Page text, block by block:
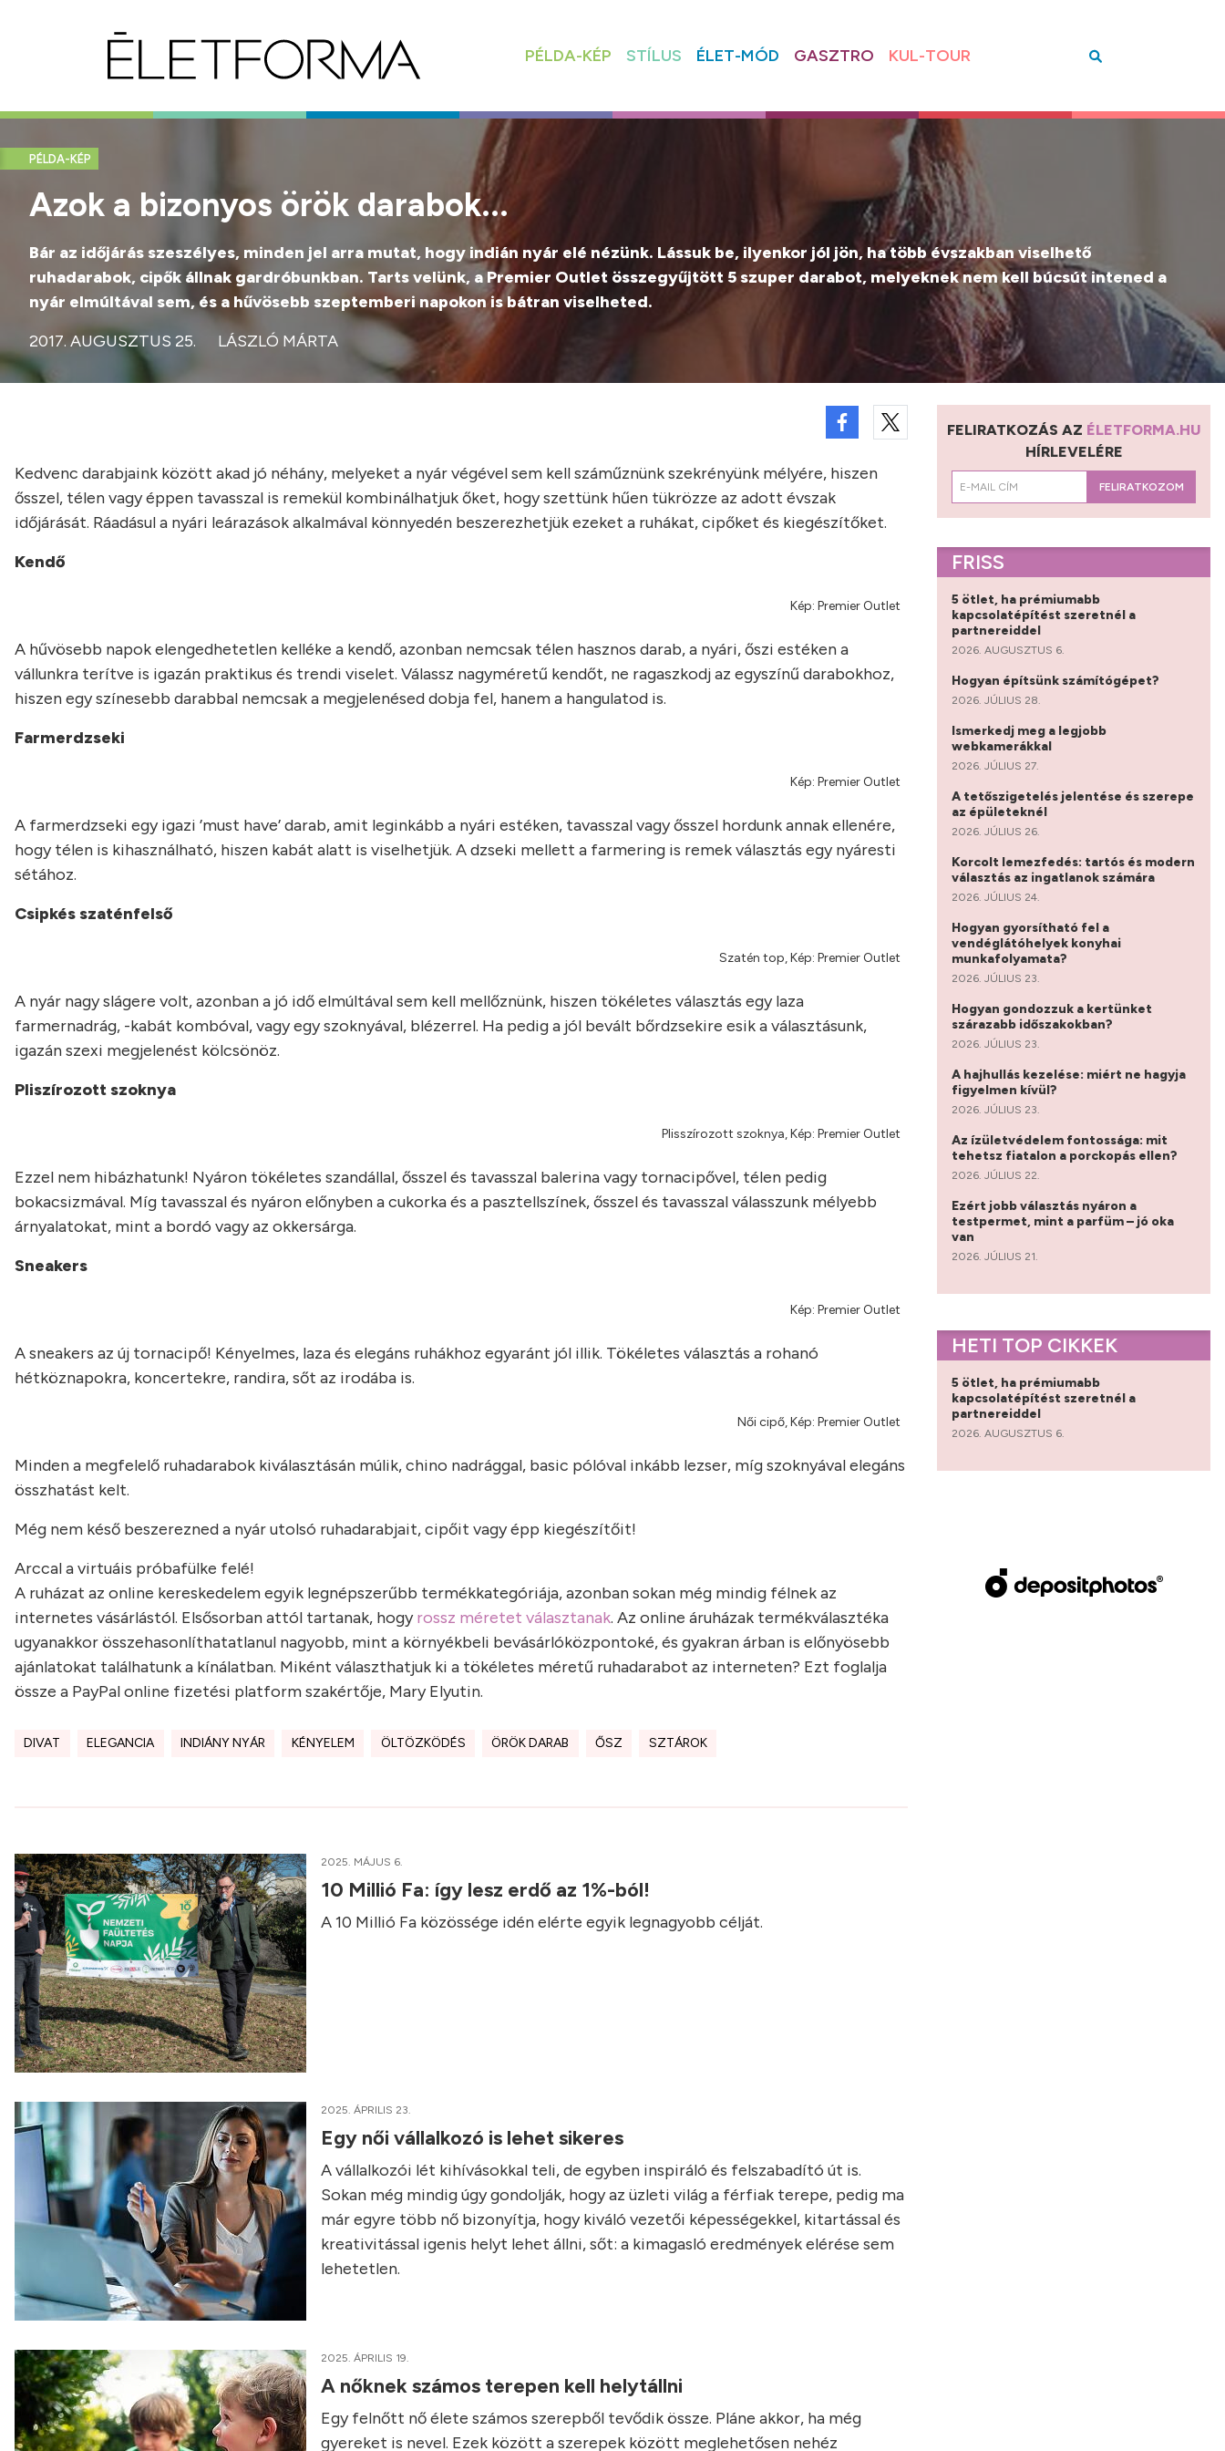
PÉLDA-KÉP STÍLUS ÉLET-MÓD GASZTRO KUL-TOUR
PÉLDA-KÉP
Azok a bizonyos örök darabok...
Bár az időjárás szeszélyes, minden jel arra mutat, hogy indián nyár elé nézünk. Lássuk be, ilyenkor jól jön, ha több évszakban viselhető
ruhadarabok, cipők állnak gardróbunkban. Tarts velünk, a Premier Outlet összegyűjtött 5 szuper darabot, melyeknek nem kell búcsút intened a
nyár elmúltával sem, és a hűvösebb szeptemberi napokon is bátran viselheted.
2017. AUGUSZTUS 25.
LÁSZLÓ MÁRTA
Kedvenc darabjaink között akad jó néhány, melyeket a nyár végével sem kell száműznünk szekrényünk mélyére, hiszen
ősszel, télen vagy éppen tavasszal is remekül kombinálhatjuk őket, hogy szettünk hűen tükrözze az adott évszak
időjárását. Ráadásul a nyári leárazások alkalmával könnyedén beszerezhetjük ezeket a ruhákat, cipőket és kiegészítőket.
Kendő
Kép: Premier Outlet
A hűvösebb napok elengedhetetlen kelléke a kendő, azonban nemcsak télen hasznos darab, a nyári, őszi estéken a
vállunkra terítve is igazán praktikus és trendi viselet. Válassz nagyméretű kendőt, ne ragaszkodj az egyszínű darabokhoz,
hiszen egy színesebb darabbal nemcsak a megjelenésed dobja fel, hanem a hangulatod is.
Farmerdzseki
Kép: Premier Outlet
A farmerdzseki egy igazi ’must have’ darab, amit leginkább a nyári estéken, tavasszal vagy ősszel hordunk annak ellenére,
hogy télen is kihasználható, hiszen kabát alatt is viselhetjük. A dzseki mellett a farmering is remek választás egy nyáresti
sétához.
Csipkés szaténfelső
Szatén top, Kép: Premier Outlet
A nyár nagy slágere volt, azonban a jó idő elmúltával sem kell mellőznünk, hiszen tökéletes választás egy laza
farmernadrág, -kabát kombóval, vagy egy szoknyával, blézerrel. Ha pedig a jól bevált bőrdzsekire esik a választásunk,
igazán szexi megjelenést kölcsönöz.
Pliszírozott szoknya
Plisszírozott szoknya, Kép: Premier Outlet
Ezzel nem hibázhatunk! Nyáron tökéletes szandállal, ősszel és tavasszal balerina vagy tornacipővel, télen pedig
bokacsizmával. Míg tavasszal és nyáron előnyben a cukorka és a pasztellszínek, ősszel és tavasszal válasszunk mélyebb
árnyalatokat, mint a bordó vagy az okkersárga.
Sneakers
Kép: Premier Outlet
A sneakers az új tornacipő! Kényelmes, laza és elegáns ruhákhoz egyaránt jól illik. Tökéletes választás a rohanó
hétköznapokra, koncertekre, randira, sőt az irodába is.
Női cipő, Kép: Premier Outlet
Minden a megfelelő ruhadarabok kiválasztásán múlik, chino nadrággal, basic pólóval inkább lezser, míg szoknyával elegáns
összhatást kelt.
Még nem késő beszerezned a nyár utolsó ruhadarabjait, cipőit vagy épp kiegészítőit!
Arccal a virtuáis próbafülke felé!
A ruházat az online kereskedelem egyik legnépszerűbb termékkategóriája, azonban sokan még mindig félnek az
internetes vásárlástól. Elsősorban attól tartanak, hogyrossz méretet választanak. Az online áruházak termékválasztéka
ugyanakkor összehasonlíthatatlanul nagyobb, mint a környékbeli bevásárlóközpontoké, és gyakran árban is előnyösebb
ajánlatokat találhatunk a kínálatban. Miként választhatjuk ki a tökéletes méretű ruhadarabot az interneten? Ezt foglalja
össze a PayPal online fizetési platform szakértője, Mary Elyutin.
DIVAT ELEGANCIA INDIÁNY NYÁR KÉNYELEM ÖLTÖZKÖDÉS ÖRÖK DARAB ŐSZ SZTÁROK
2025. MÁJUS 6.
10 Millió Fa: így lesz erdő az 1%-ból!
A 10 Millió Fa közössége idén elérte egyik legnagyobb célját.
2025. ÁPRILIS 23.
Egy női vállalkozó is lehet sikeres
A vállalkozói lét kihívásokkal teli, de egyben inspiráló és felszabadító út is.
Sokan még mindig úgy gondolják, hogy az üzleti világ a férfiak terepe, pedig ma
már egyre több nő bizonyítja, hogy kiváló vezetői képességekkel, kitartással és
kreativitással igenis helyt lehet állni, sőt: a kimagasló eredmények elérése sem
lehetetlen.
2025. ÁPRILIS 19.
A nőknek számos terepen kell helytállni
Egy felnőtt nő élete számos szerepből tevődik össze. Pláne akkor, ha még
gyereket is nevel. Ezek között a szerepek között meglehetősen nehéz
FELIRATKOZÁS AZ ÉLETFORMA.HU
HÍRLEVELÉRE
FELIRATKOZOM
FRISS
5 ötlet, ha prémiumabb
kapcsolatépítést szeretnél a
partnereiddel
2026. AUGUSZTUS 6.
Hogyan építsünk számítógépet?
2026. JÚLIUS 28.
Ismerkedj meg a legjobb
webkamerákkal
2026. JÚLIUS 27.
A tetőszigetelés jelentése és szerepe
az épületeknél
2026. JÚLIUS 26.
Korcolt lemezfedés: tartós és modern
választás az ingatlanok számára
2026. JÚLIUS 24.
Hogyan gyorsítható fel a
vendéglátóhelyek konyhai
munkafolyamata?
2026. JÚLIUS 23.
Hogyan gondozzuk a kertünket
szárazabb időszakokban?
2026. JÚLIUS 23.
A hajhullás kezelése: miért ne hagyja
figyelmen kívül?
2026. JÚLIUS 23.
Az ízületvédelem fontossága: mit
tehetsz fiatalon a porckopás ellen?
2026. JÚLIUS 22.
Ezért jobb választás nyáron a
testpermet, mint a parfüm – jó oka
van
2026. JÚLIUS 21.
HETI TOP CIKKEK
5 ötlet, ha prémiumabb
kapcsolatépítést szeretnél a
partnereiddel
2026. AUGUSZTUS 6.